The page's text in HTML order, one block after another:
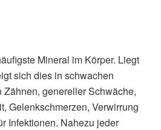
Mineral im Körper. Liegt
sich dies in schwachen
genereller Schwäche,
Gelenkschmerzen, Verwirrung
Infektionen. Nahezu jeder